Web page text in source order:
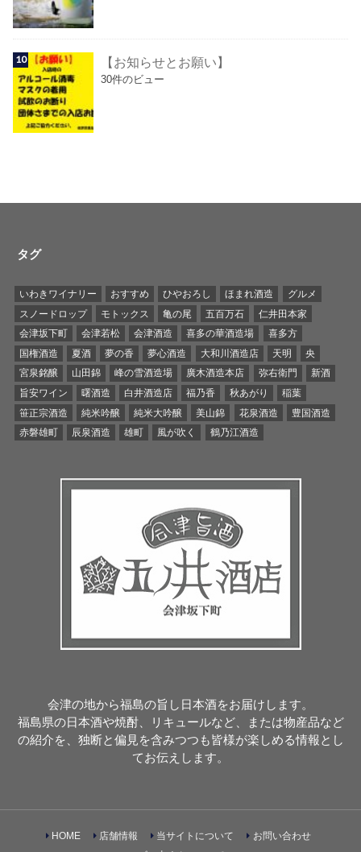
【お知らせとお願い】
30件のビュー
タグ
いわきワイナリー おすすめ ひやおろし ほまれ酒造
グルメ
スノードロップ
モトックス 亀の尾 五百万石
仁井田本家
会津坂下町
会津若松 会津酒造 喜多の華酒造場
喜多方
国権酒造
夏酒 夢の香 夢心酒造 大和川酒造店 天明
央
宮泉銘醸
山田錦 峰の雪酒造場 廣木酒造本店 弥右衛門
新酒
旨安ワイン
曙酒造 白井酒造店 福乃香 秋あがり
稲葉
笹正宗酒造
純米吟醸 純米大吟醸 美山錦 花泉酒造
豊国酒造
赤磐雄町
辰泉酒造 雄町 風が吹く 鶴乃江酒造
会津の地から福島の旨し日本酒をお届けします。
福島県の日本酒や焼酎、リキュールなど、または物産品など
の紹介を、独断と偏見を含みつつも皆様が楽しめる情報とし
てお伝えします。
HOME 店舗情報 当サイトについて
お問い合わせ